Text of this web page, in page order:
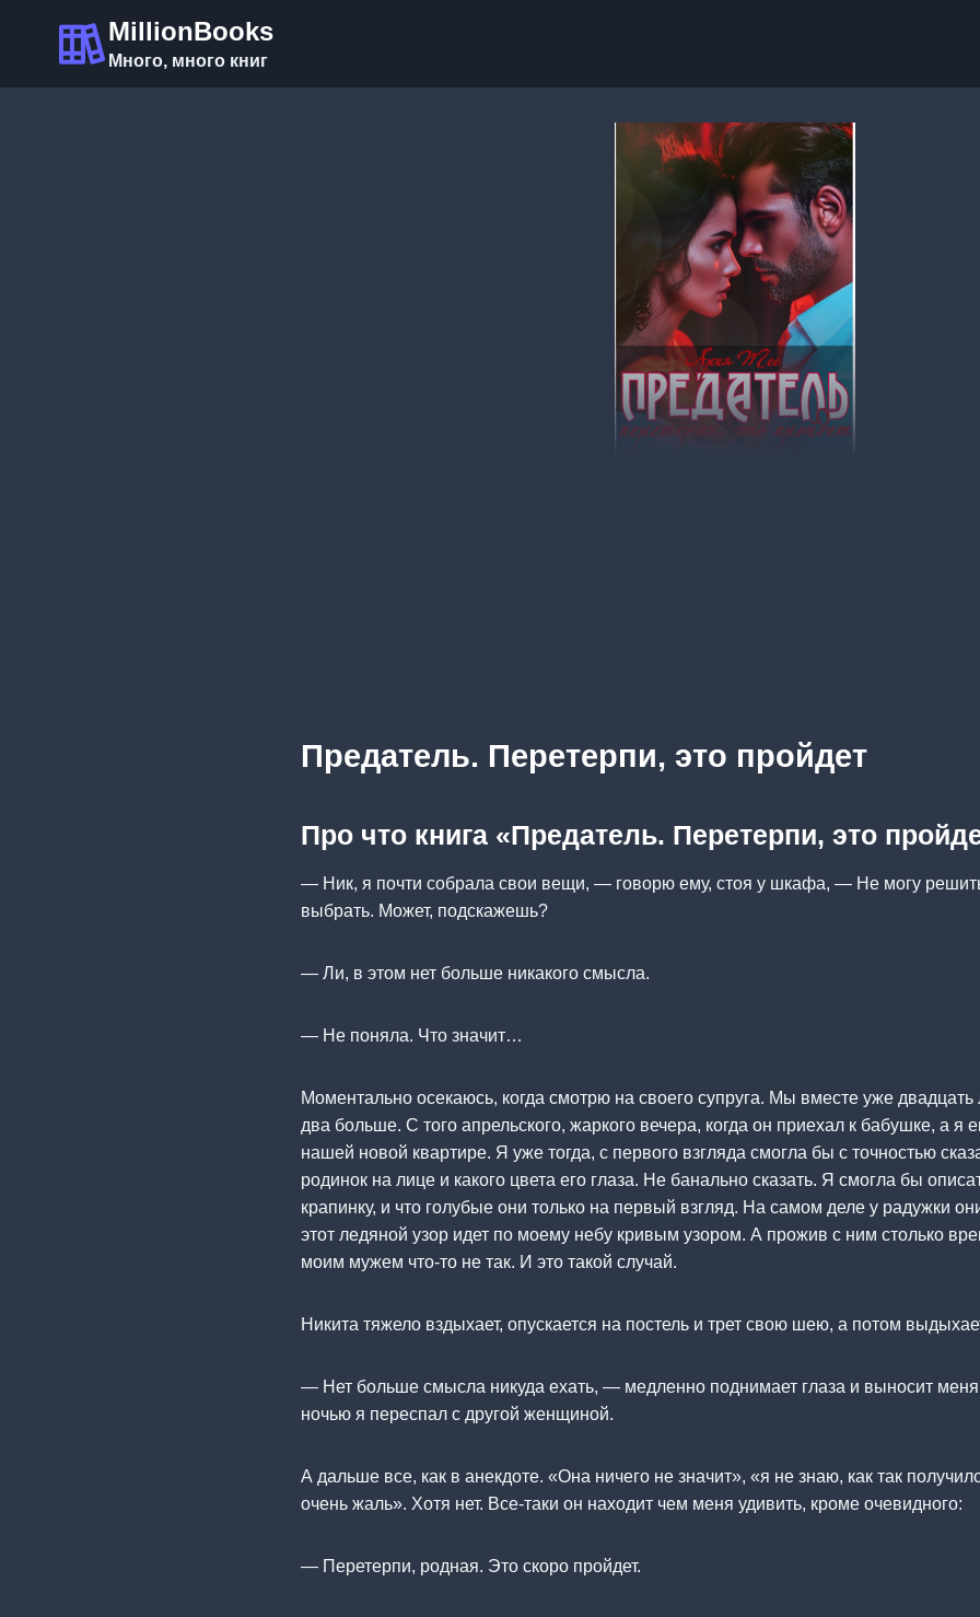
содержимому
MillionBooks
Много, много книг
Предатель. Перетерпи, это пройдет
Про что книга «Предатель. Перетерпи, это
— Ник, я почти собрала свои вещи, — говорю ему, стоя у шкафа, — Не могу
выбрать. Может, подскажешь?
— Ли, в этом нет больше никакого смысла.
— Не поняла. Что значит…
Моментально осекаюсь, когда смотрю на своего супруга. Мы вместе уже
два больше. С того апрельского, жаркого вечера, когда он приехал к бабушке, а я
нашей новой квартире. Я уже тогда, с первого взгляда смогла бы с точностью
родинок на лице и какого цвета его глаза. Не банально сказать. Я смогла бы
крапинку, и что голубые они только на первый взгляд. На самом деле у радужки
этот ледяной узор идет по моему небу кривым узором. А прожив с ним столько
моим мужем что-то не так. И это такой случай.
Никита тяжело вздыхает, опускается на постель и трет свою шею, а потом
— Нет больше смысла никуда ехать, — медленно поднимает глаза и выносит
ночью я переспал с другой женщиной.
А дальше все, как в анекдоте. «Она ничего не значит», «я не знаю, как так
очень жаль». Хотя нет. Все-таки он находит чем меня удивить, кроме очевидного:
— Перетерпи, родная. Это скоро пройдет.